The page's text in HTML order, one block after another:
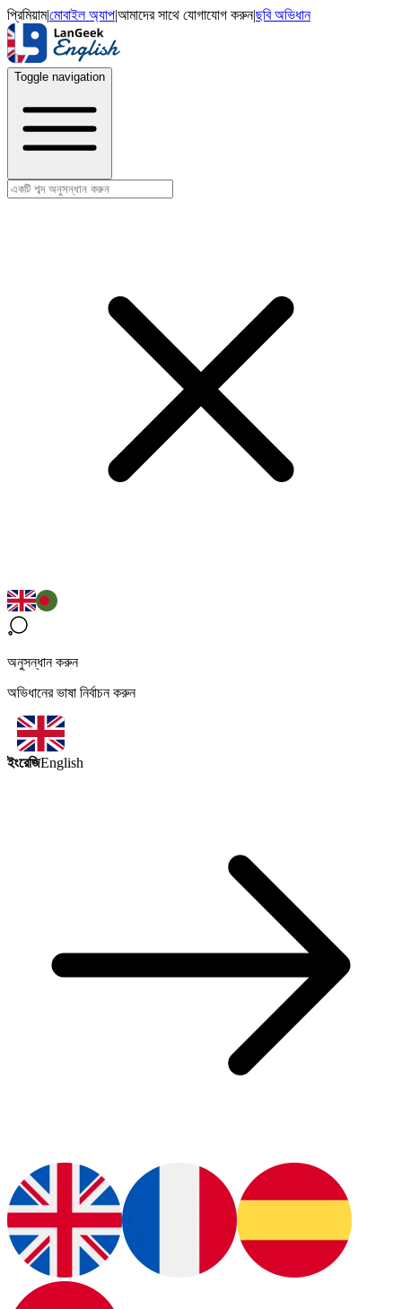
প্রিমিয়াম|মোবাইল অ্যাপ|আমাদের সাথে যোগাযোগ করুন|ছবি অভিধান
Toggle navigation
অনুসন্ধান করুন
অভিধানের ভাষা নির্বাচন করুন
ইংরেজিEnglish